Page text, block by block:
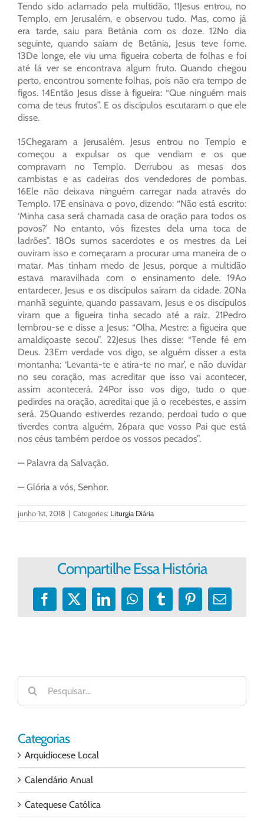
Tendo sido aclamado pela multidão, 11Jesus entrou, no
Templo, em Jerusalém, e observou tudo. Mas, como já
era tarde, saiu para Betânia com os doze. 12No dia
seguinte, quando saíam de Betânia, Jesus teve fome.
13De longe, ele viu uma figueira coberta de folhas e foi
até lá ver se encontrava algum fruto. Quando chegou
perto, encontrou somente folhas, pois não era tempo de
figos. 14Então Jesus disse à figueira: “Que ninguém mais
coma de teus frutos”. E os discípulos escutaram o que ele
disse.
15Chegaram a Jerusalém. Jesus entrou no Templo e
começou a expulsar os que vendiam e os que
compravam no Templo. Derrubou as mesas dos
cambistas e as cadeiras dos vendedores de pombas.
16Ele não deixava ninguém carregar nada através do
Templo. 17E ensinava o povo, dizendo: “Não está escrito:
‘Minha casa será chamada casa de oração para todos os
povos?’ No entanto, vós fizestes dela uma toca de
ladrões”. 18Os sumos sacerdotes e os mestres da Lei
ouviram isso e começaram a procurar uma maneira de o
matar. Mas tinham medo de Jesus, porque a multidão
estava maravilhada com o ensinamento dele. 19Ao
entardecer, Jesus e os discípulos saíram da cidade. 20Na
manhã seguinte, quando passavam, Jesus e os discípulos
viram que a figueira tinha secado até a raiz. 21Pedro
lembrou-se e disse a Jesus: “Olha, Mestre: a figueira que
amaldiçoaste secou”. 22Jesus lhes disse: “Tende fé em
Deus. 23Em verdade vos digo, se alguém disser a esta
montanha: ‘Levanta-te e atira-te no mar’, e não duvidar
no seu coração, mas acreditar que isso vai acontecer,
assim acontecerá. 24Por isso vos digo, tudo o que
pedirdes na oração, acreditai que já o recebestes, e assim
será. 25Quando estiverdes rezando, perdoai tudo o que
tiverdes contra alguém, 26para que vosso Pai que está
nos céus também perdoe os vossos pecados”.
— Palavra da Salvação.
— Glória a vós, Senhor.
junho 1st, 2018 | Categories: Liturgia Diária
Compartilhe Essa História
Facebook
X LinkedInWhatsApp
TumblrPinterest
E-
Buscar
resultados
para:
Categorias
Arquidiocese Local
Calendário Anual
Catequese Católica